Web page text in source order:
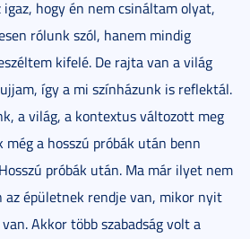
hogy én nem csináltam olyat,
rólunk szól, hanem mindig
kifelé. De rajta van a világ
így a mi színházunk is reflektál.
a világ, a kontextus változott meg
a hosszú próbák után benn
próbák után. Ma már ilyet nem
épületnek rendje van, mikor nyit
Akkor több szabadság volt a